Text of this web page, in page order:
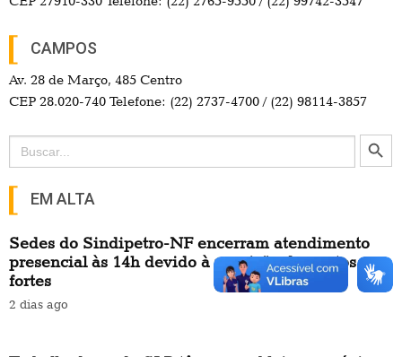
CAMPOS
Av. 28 de Março, 485 Centro
CEP 28.020-740 Telefone: (22) 2737-4700 / (22) 98114-3857
Search
for:
Search Button
EM ALTA
Sedes do Sindipetro-NF encerram atendimento
presencial às 14h devido à previsão de ventos
fortes
2 dias ago